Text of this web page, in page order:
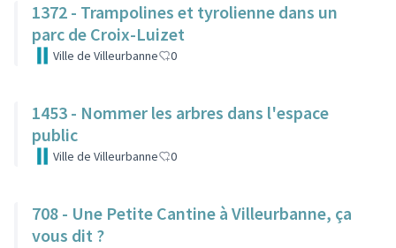
1372 - Trampolines et tyrolienne dans un
parc de Croix-Luizet
Ville de Villeurbanne 0
1453 - Nommer les arbres dans l'espace
public
Ville de Villeurbanne 0
708 - Une Petite Cantine à Villeurbanne, ça
vous dit ?